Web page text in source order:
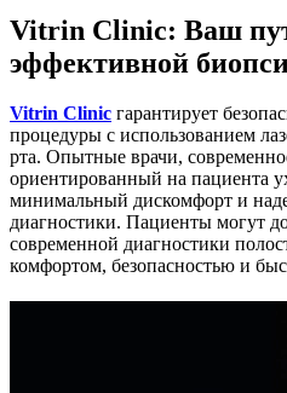
Vitrin Clinic: Ваш
эффективной
Vitrin Clinic гарантирует
процедуры с использованием
рта. Опытные врачи,
ориентированный на пациента
минимальный дискомфорт и
диагностики. Пациенты могут
современной диагностики
комфортом, безопасностью и